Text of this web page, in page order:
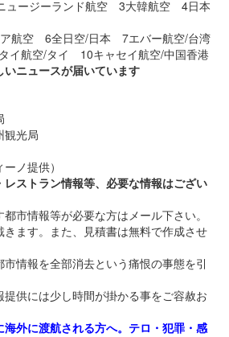
ュージーランド航空 3大韓航空 4日本
ア航空 6全日空/日本 7エバー航空/台湾
イ航空/タイ 10キャセイ航空/中国香港
ニュースが届いています
光局
ノ提供）
ストラン情報等、必要な情報はござい
市情報等が必要な方はメール下さい。
ます。また、見積書は無料で作成させ
情報を全部消去という痛恨の事態を引
提供には少し時間が掛かる事をご容赦お
海外に渡航される方へ。テロ・犯罪・感